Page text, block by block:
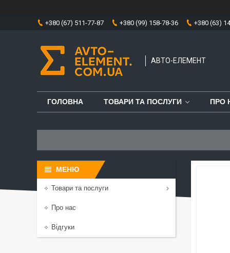
+380 (67) 511-77-87 +380 (99) 158-78-36 +380 (63)
АВТО-ЕЛЕМЕНТ
ГОЛОВНА ТОВАРИ ТА ПОСЛУГИ ПРО
Товари та послуги
Про нас
Відгуки